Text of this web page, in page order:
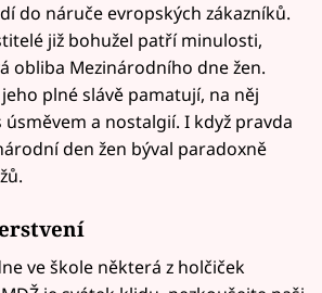
do náruče evropských zákazníků.
již bohužel patří minulosti,
obliba Mezinárodního dne žen.
plné slávě pamatují, na něj
a nostalgií. I když pravda
den žen býval paradoxně
ve škole některá z holčiček